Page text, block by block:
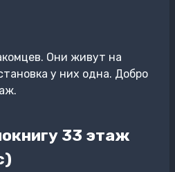
Они живут на
у них одна. Добро
33 этаж